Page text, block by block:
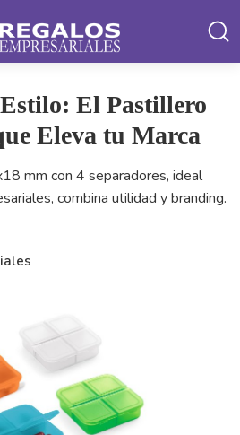
El Pastillero
Eleva tu Marca
mm con 4 separadores, ideal
combina utilidad y branding.